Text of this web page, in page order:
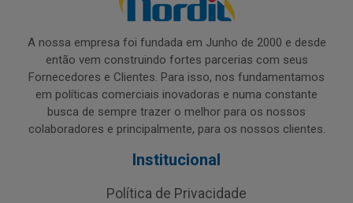
A nossa empresa foi fundada em Junho de 2000 e desde
então vem construindo fortes parcerias com seus
Fornecedores e Clientes. Para isso, nos fundamentamos
em políticas comerciais inovadoras e numa constante
busca de sempre trazer o melhor para os nossos
colaboradores e principalmente, para os nossos clientes.
Institucional
Política de Privacidade